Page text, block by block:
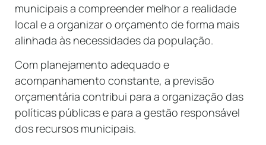
municipais a compreender melhor a realidade
local e a organizar o orçamento de forma mais
alinhada às necessidades da população.
Com planejamento adequado e
acompanhamento constante, a previsão
orçamentária contribui para a organização das
políticas públicas e para a gestão responsável
dos recursos municipais.